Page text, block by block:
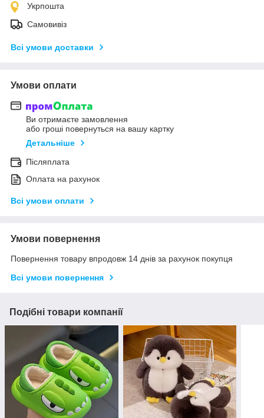
Укрпошта
Самовивіз
Всі умови доставки
Умови оплати
Ви отримаєте замовлення
або гроші повернуться на вашу картку
Детальніше
Післяплата
Оплата на рахунок
Всі умови оплати
Умови повернення
Повернення товару впродовж 14 днів за рахунок покупця
Всі умови повернення
Подібні товари компанії